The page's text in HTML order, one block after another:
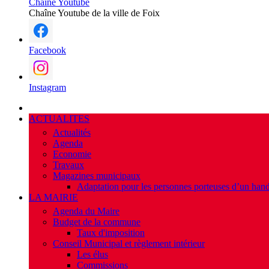
Chaîne Youtube
Chaîne Youtube de la ville de Foix
Facebook
Instagram
ACTUALITES
Actualités
Agenda
Economie
Travaux
Magazines municipaux
Adaptation pour les personnes porteuses d’un
LA MAIRIE
Agenda du Maire
Budget de la commune
Taux d'imposition
Conseil Municipal et règlement intérieur
Les élus
Commissions